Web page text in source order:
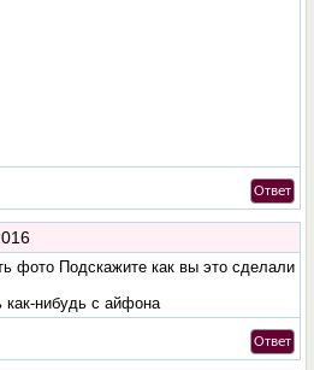
Ответ
фото Подскажите как вы это сделали
нибудь с айфона
Ответ